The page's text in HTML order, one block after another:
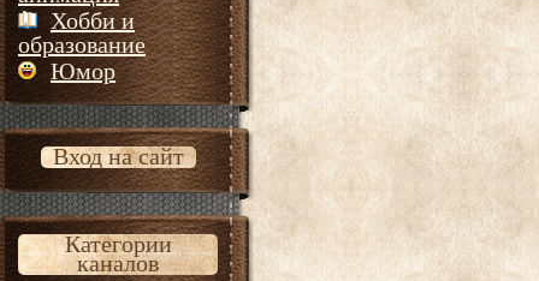
Хобби и
образование
Юмор
Вход на сайт
Категории
каналов